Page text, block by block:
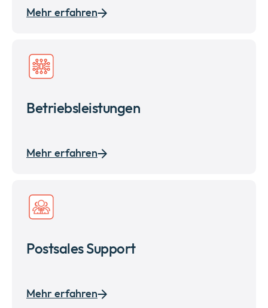
Mehr erfahren
Betriebsleistungen
Mehr erfahren
Postsales Support
Mehr erfahren